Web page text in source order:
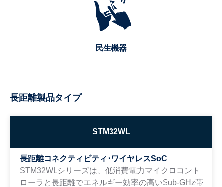
民生機器
長距離製品タイプ
STM32WL
長距離コネクティビティ･ワイヤレスSoC
STM32WLシリーズは、低消費電力マイクロコント
ローラと長距離でエネルギー効率の高いSub-GHz帯